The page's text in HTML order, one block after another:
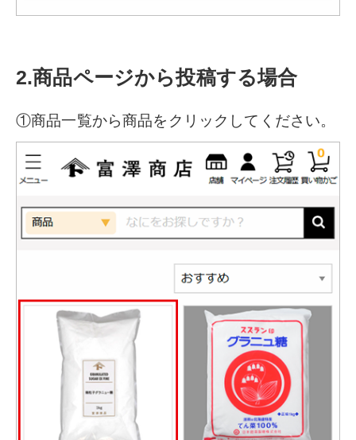
2.商品ページから投稿する場合
①商品一覧から商品をクリックしてください。